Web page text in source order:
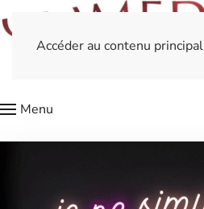
Accéder au contenu principal
Menu